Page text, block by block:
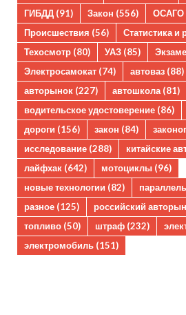
ГИБДД (91) Закон (556) ОСАГО
Происшествия (56) Статистика и
Техосмотр (80) УАЗ (85)
Электросамокат (74) автоваз (88)
авторынок (227) автошкола (81)
водительское удостоверение (86)
дороги (156) закон (84)
исследование (288) китайские
лайфхак (642) мотоциклы (96)
новые технологии (82)
разное (125) российский
топливо (50) штраф (232)
электромобиль (151)